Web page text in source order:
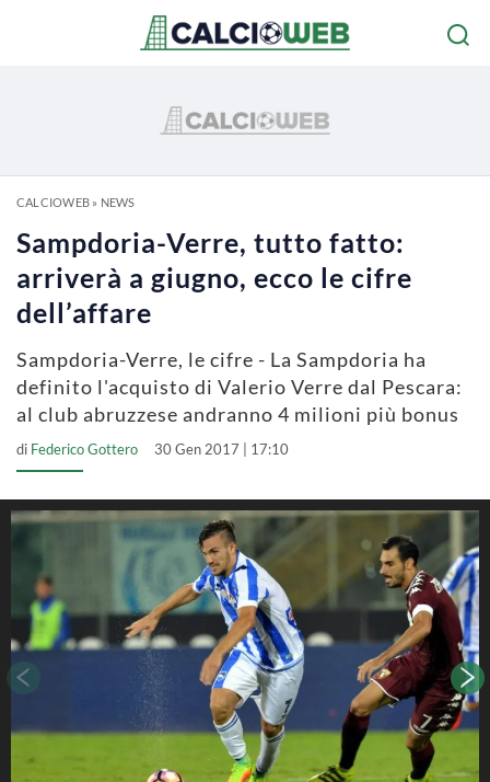
CALCIOWEB» NEWS
Sampdoria-Verre, tutto fatto:
arriverà a giugno, ecco le cifre
dell’affare
Sampdoria-Verre, le cifre - La Sampdoria ha
definito l'acquisto di Valerio Verre dal Pescara:
al club abruzzese andranno 4 milioni più bonus
di Federico Gottero 30 Gen 2017 | 17:10